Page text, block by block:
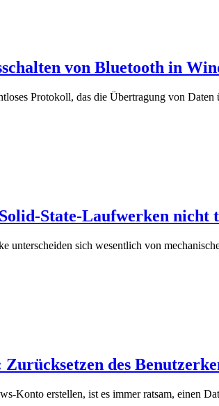
von Bluetooth in
Protokoll, das die Übertragung von
State-Laufwerken nicht
unterscheiden sich wesentlich von
Zurücksetzen des
Konto erstellen, ist es immer ratsam, einen